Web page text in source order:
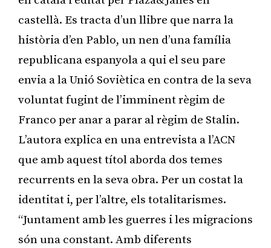
castellà. Es tracta d’un llibre que narra la
història d’en Pablo, un nen d’una família
republicana espanyola a qui el seu pare
envia a la Unió Soviètica en contra de la seva
voluntat fugint de l’imminent règim de
Franco per anar a parar al règim de Stalin.
L’autora explica en una entrevista a l’ACN
que amb aquest títol aborda dos temes
recurrents en la seva obra. Per un costat la
identitat i, per l’altre, els totalitarismes.
“Juntament amb les guerres i les migracions
són una constant. Amb diferents